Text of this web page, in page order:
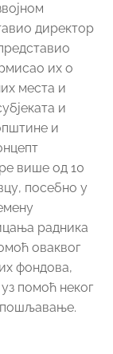
директор
их о
места и
и
и
више од 10
посебно у
радника
оваквог
фондова,
помоћ неког